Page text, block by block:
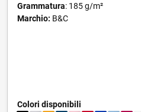
Grammatura: 185 g/m²
Marchio: B&C
Colori disponibili